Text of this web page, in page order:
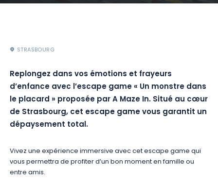
STRASBOURG
Replongez dans vos émotions et frayeurs
d’enfance avec l’escape game « Un monstre dans
le placard » proposée par A Maze In. Situé au cœur
de Strasbourg, cet escape game vous garantit un
dépaysement total.
Vivez une expérience immersive avec cet escape game qui
vous permettra de profiter d’un bon moment en famille ou
entre amis.